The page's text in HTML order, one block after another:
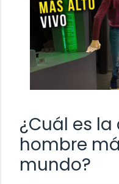
¿Cuál es
hombre
mundo?